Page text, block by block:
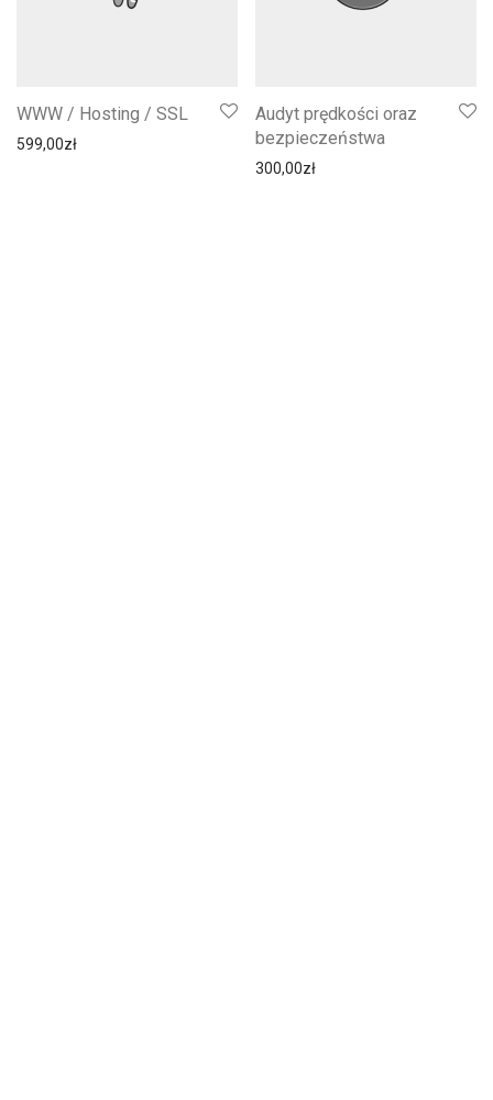
WWW / Hosting / SSL
599,00zł
Audyt prędkości oraz
bezpieczeństwa
300,00zł